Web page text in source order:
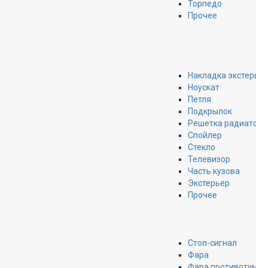
Торпедо
Прочее
Накладка
Ноускат
Петля
Подкрылок
Решетка
Спойлер
Стекло
Телевизор
Часть кузова
Экстерьер
Прочее
Стоп-сигнал
Фара